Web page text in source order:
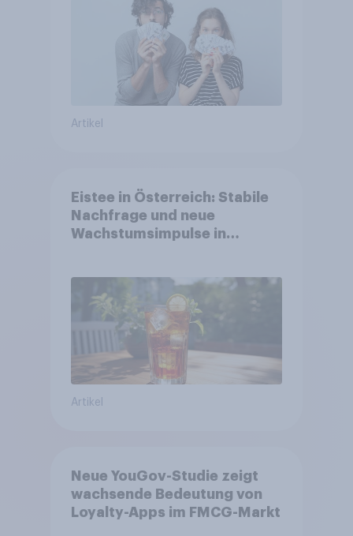
Artikel
Eistee in Österreich: Stabile
Nachfrage und neue
Wachstumsimpulse in
Artikel
Neue YouGov-Studie zeigt
wachsende Bedeutung von
Loyalty-Apps im FMCG-Markt